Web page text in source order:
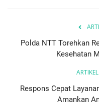
Polda NTT Torehkan
Kesehatan
Respons Cepat
Amankan